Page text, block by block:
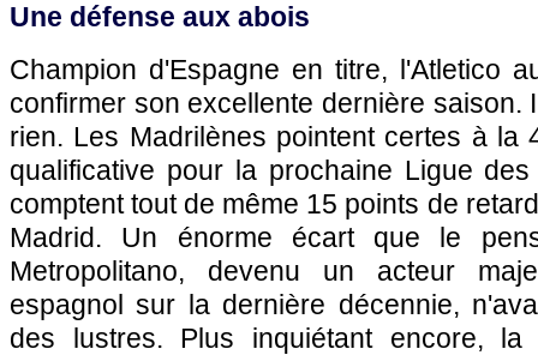
Une défense aux abois
Champion d'Espagne en titre, l'Atletico
confirmer son excellente dernière saison.
rien. Les Madrilènes pointent certes à la
qualificative pour la prochaine Ligue
comptent tout de même 15 points de
Madrid. Un énorme écart que le
Metropolitano, devenu un acteur
espagnol sur la dernière décennie,
des lustres. Plus inquiétant encore,